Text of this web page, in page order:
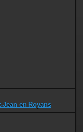
Jean en Royans